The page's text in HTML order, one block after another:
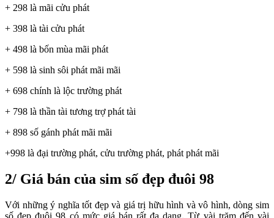
+ 298 là mãi cửu phát
+ 398 là tài cửu phát
+ 498 là bốn mùa mãi phát
+ 598 là sinh sôi phát mãi mãi
+ 698 chính là lộc trường phát
+ 798 là thần tài tương trợ phát tài
+ 898 số gánh phát mãi mãi
+998 là đại trường phát, cửu trường phát, phát phát mãi
2/ Giá bán của sim số đẹp đuôi 98
Với những ý nghĩa tốt đẹp và giá trị hữu hình và vô hình, dòng sim
số đẹp đuôi 98 có mức giá bán rất đa dạng. Từ vài trăm đến vài